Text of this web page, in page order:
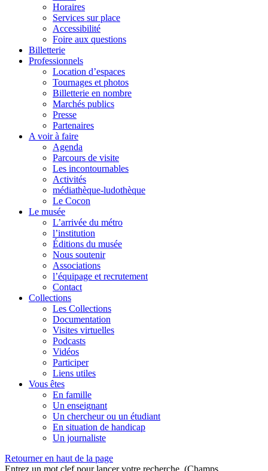
Horaires
Services sur place
Accessibilité
Foire aux questions
Billetterie
Professionnels
Location d’espaces
Tournages et photos
Billetterie en nombre
Marchés publics
Presse
Partenaires
A voir à faire
Agenda
Parcours de visite
Les incontournables
Activités
médiathèque-ludothèque
Le Cocon
Le musée
L’arrivée du métro
l’institution
Éditions du musée
Nous soutenir
Associations
l’équipage et recrutement
Contact
Collections
Les Collections
Documentation
Visites virtuelles
Podcasts
Vidéos
Participer
Liens utiles
Vous êtes
En famille
Un enseignant
Un chercheur ou un étudiant
En situation de handicap
Un journaliste
Retourner en haut de la page
Entrez un mot clef pour lancer votre recherche. (Champs